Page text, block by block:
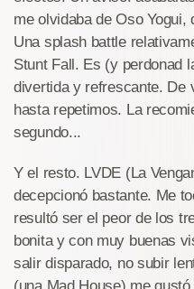
me olvidaba de Oso
Una splash battle
Stunt Fall. Es (y perdonad
divertida y refrescante. De
hasta repetimos. La
segundo...
Y el resto. LVDE (La
decepcionó bastante. Me
resultó ser el peor de los
bonita y con muy buenas
salir disparado, no subir